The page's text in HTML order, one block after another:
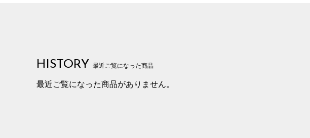
HISTORY 最近ご覧になった商品
最近ご覧になった商品がありません。